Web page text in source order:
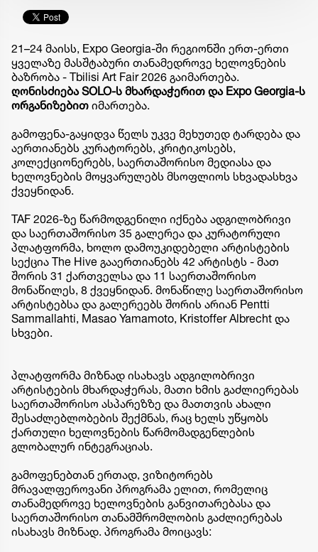
21–24 მაისს, Expo Georgia-ში რეგიონში ერთ-ერთი
ყველაზე მასშტაბური თანამედროვე ხელოვნების
ბაზრობა - Tbilisi Art Fair 2026 გაიმართება.
ღონისძიებაSOLO-ს მხარდაჭერით დაExpo Georgia-ს
ორგანიზებით იმართება.
გამოფენა-გაყიდვა წელს უკვე მეხუთედ ტარდება და
აერთიანებს კურატორებს, კრიტიკოსებს,
კოლექციონერებს, საერთაშორისო მედიასა და
ხელოვნების მოყვარულებს მსოფლიოს სხვადასხვა
ქვეყნიდან.
TAF 2026-ზე წარმოდგენილი იქნება ადგილობრივი
და საერთაშორისო 35 გალერეა და კურატორული
პლატფორმა, ხოლო დამოუკიდებელი არტისტების
სექცია The Hive გააერთიანებს 42 არტისტს - მათ
შორის 31 ქართველსა და 11 საერთაშორისო
მონაწილეს, 8 ქვეყნიდან. მონაწილე საერთაშორისო
არტისტებსა და გალერეებს შორის არიან Pentti
Sammallahti, Masao Yamamoto, Kristoffer Albrecht და
სხვები.
პლატფორმა მიზნად ისახავს ადგილობრივი
არტისტების მხარდაჭერას, მათი ხმის გაძლიერებას
საერთაშორისო ასპარეზზე და მათთვის ახალი
შესაძლებლობების შექმნას, რაც ხელს უწყობს
ქართული ხელოვნების წარმომადგენლების
გლობალურ ინტეგრაციას.
გამოფენებთან ერთად, ვიზიტორებს
მრავალფეროვანი პროგრამა ელით, რომელიც
თანამედროვე ხელოვნების განვითარებასა და
საერთაშორისო თანამშრომლობის გაძლიერებას
ისახავს მიზნად. პროგრამა მოიცავს: